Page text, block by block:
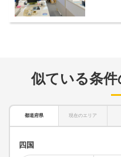
似ている条
都道府県 現在のエリア
四国